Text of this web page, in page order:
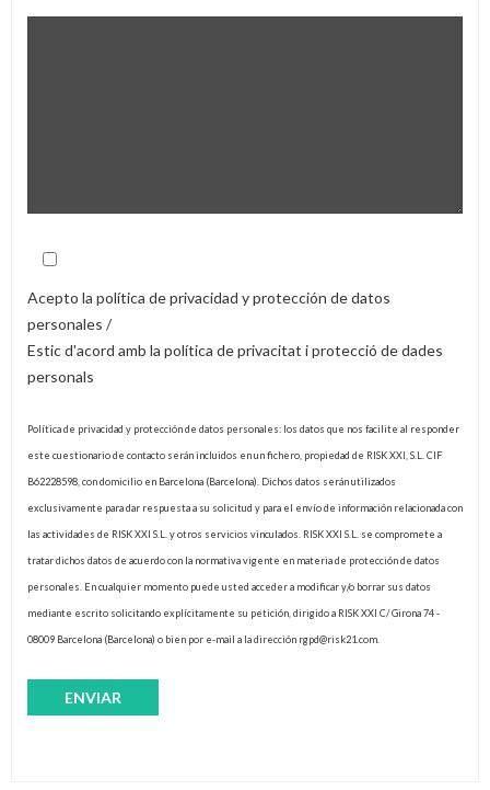
Acepto la política de privacidad y protección de datos
personales /
Estic d'acord amb la política de privacitat i protecció de dades
personals
Política de privacidad y protección de datos personales: los datos que nos facilite al responder
este cuestionario de contacto serán incluidos en un fichero, propiedad de RISK XXI, S.L. CIF
B62228598, con domicilio en Barcelona (Barcelona). Dichos datos serán utilizados
exclusivamente para dar respuesta a su solicitud y para el envío de información relacionada con
las actividades de RISK XXI S.L. y otros servicios vinculados. RISK XXI S.L. se compromete a
tratar dichos datos de acuerdo con la normativa vigente en materia de protección de datos
personales. En cualquier momento puede usted acceder a modificar y/o borrar sus datos
mediante escrito solicitando explícitamente su petición, dirigido a RISK XXI C/ Girona 74 -
08009 Barcelona (Barcelona) o bien por e-mail a la dirección rgpd@risk21.com.